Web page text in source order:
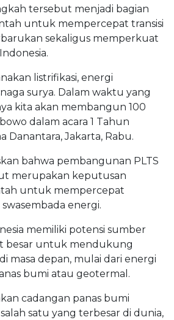
tersebut menjadi bagian
untuk mempercepat transisi
sekaligus memperkuat
listrifikasi, energi
surya. Dalam waktu yang
kita akan membangun 100
dalam acara 1 Tahun
Danantara, Jakarta, Rabu.
bahwa pembangunan PLTS
merupakan keputusan
untuk mempercepat
energi.
memiliki potensi sumber
besar untuk mendukung
masa depan, mulai dari energi
bumi atau geotermal.
cadangan panas bumi
satu yang terbesar di dunia,